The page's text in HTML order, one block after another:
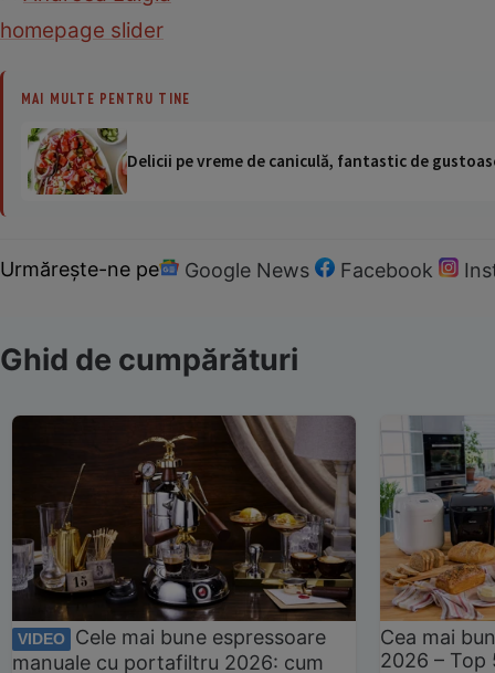
homepage slider
MAI MULTE PENTRU TINE
Delicii pe vreme de caniculă, fantastic de
Urmărește-ne pe Google News Facebook
Ghid de cumpărături
VIDEO
Cele mai bune espressoare
manuale cu portafiltru 2026: cum
Cea mai
2026 –